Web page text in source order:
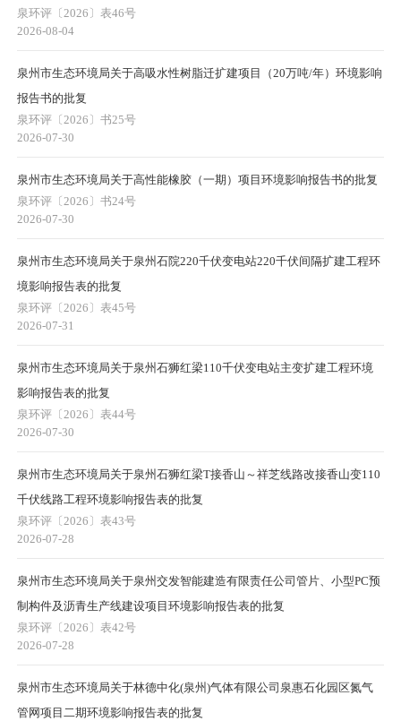
泉环评〔2026〕表46号
2026-08-04
泉州市生态环境局关于高吸水性树脂迁扩建项目（20万吨/年）环境影响
报告书的批复
泉环评〔2026〕书25号
2026-07-30
泉州市生态环境局关于高性能橡胶（一期）项目环境影响报告书的批复
泉环评〔2026〕书24号
2026-07-30
泉州市生态环境局关于泉州石院220千伏变电站220千伏间隔扩建工程环
境影响报告表的批复
泉环评〔2026〕表45号
2026-07-31
泉州市生态环境局关于泉州石狮红梁110千伏变电站主变扩建工程环境
影响报告表的批复
泉环评〔2026〕表44号
2026-07-30
泉州市生态环境局关于泉州石狮红梁T接香山～祥芝线路改接香山变110
千伏线路工程环境影响报告表的批复
泉环评〔2026〕表43号
2026-07-28
泉州市生态环境局关于泉州交发智能建造有限责任公司管片、小型PC预
制构件及沥青生产线建设项目环境影响报告表的批复
泉环评〔2026〕表42号
2026-07-28
泉州市生态环境局关于林德中化(泉州)气体有限公司泉惠石化园区氮气
管网项目二期环境影响报告表的批复